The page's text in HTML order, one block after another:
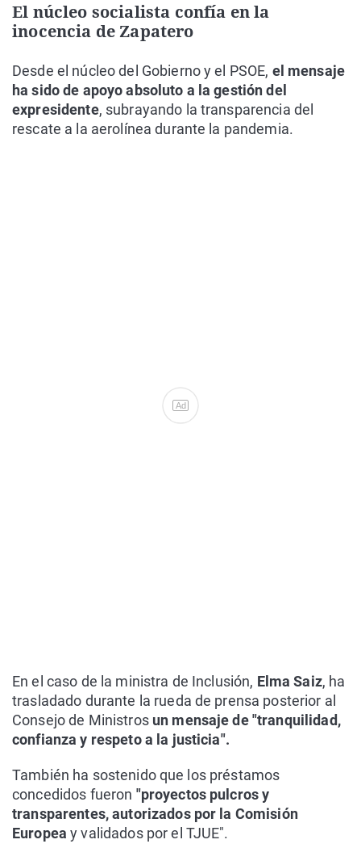
El núcleo socialista confía en la
inocencia de Zapatero
Desde el núcleo del Gobierno y el PSOE, el mensaje
ha sido de apoyo absoluto a la gestión del
expresidente, subrayando la transparencia del
rescate a la aerolínea durante la pandemia.
Ad
En el caso de la ministra de Inclusión, Elma Saiz, ha
trasladado durante la rueda de prensa posterior al
Consejo de Ministros un mensaje de "tranquilidad,
confianza y respeto a la justicia".
También ha sostenido que los préstamos
concedidos fueron "proyectos pulcros y
transparentes, autorizados por la Comisión
Europea y validados por el TJUE".